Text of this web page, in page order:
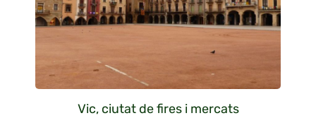
Vic, ciutat de fires i mercats